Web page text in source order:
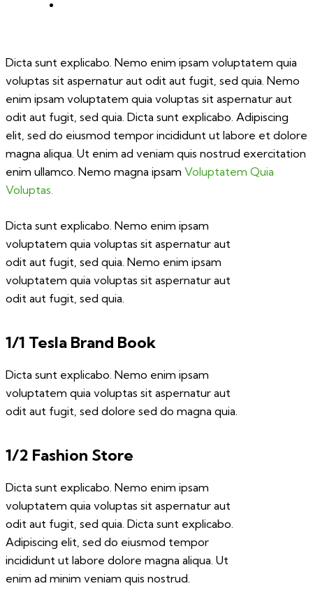
Dicta sunt explicabo. Nemo enim ipsam voluptatem quia
voluptas sit aspernatur aut odit aut fugit, sed quia. Nemo
enim ipsam voluptatem quia voluptas sit aspernatur aut
odit aut fugit, sed quia. Dicta sunt explicabo. Adipiscing
elit, sed do eiusmod tempor incididunt ut labore et dolore
magna aliqua. Ut enim ad veniam quis nostrud exercitation
enim ullamco. Nemo magna ipsam Voluptatem Quia
Voluptas.
Dicta sunt explicabo. Nemo enim ipsam
voluptatem quia voluptas sit aspernatur aut
odit aut fugit, sed quia. Nemo enim ipsam
voluptatem quia voluptas sit aspernatur aut
odit aut fugit, sed quia.
1/1 Tesla Brand Book
Dicta sunt explicabo. Nemo enim ipsam
voluptatem quia voluptas sit aspernatur aut
odit aut fugit, sed dolore sed do magna quia.
1/2 Fashion Store
Dicta sunt explicabo. Nemo enim ipsam
voluptatem quia voluptas sit aspernatur aut
odit aut fugit, sed quia. Dicta sunt explicabo.
Adipiscing elit, sed do eiusmod tempor
incididunt ut labore dolore magna aliqua. Ut
enim ad minim veniam quis nostrud.